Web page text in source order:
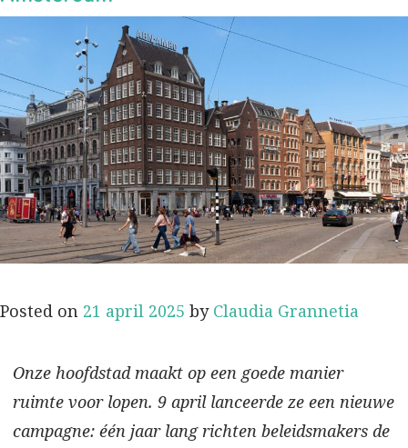
Posted on 21 april 2025 by Claudia Grannetia
Onze hoofdstad maakt op een goede manier
ruimte voor lopen. 9 april lanceerde ze een nieuwe
campagne: één jaar lang richten beleidsmakers de